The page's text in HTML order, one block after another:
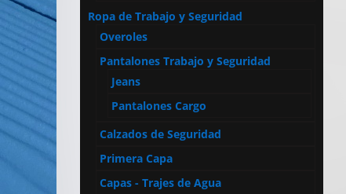
Ropa de Trabajo y Seguridad
Overoles
Pantalones Trabajo y Seguridad
Jeans
Pantalones Cargo
Calzados de Seguridad
Primera Capa
Capas - Trajes de Agua